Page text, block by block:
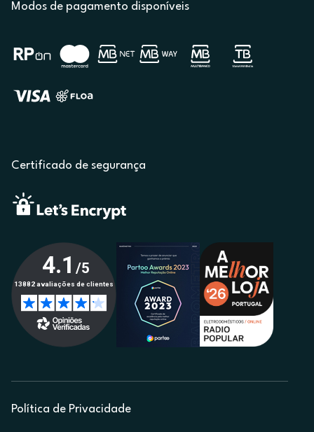
Modos de pagamento disponíveis
Certificado de segurança
Política de Privacidade